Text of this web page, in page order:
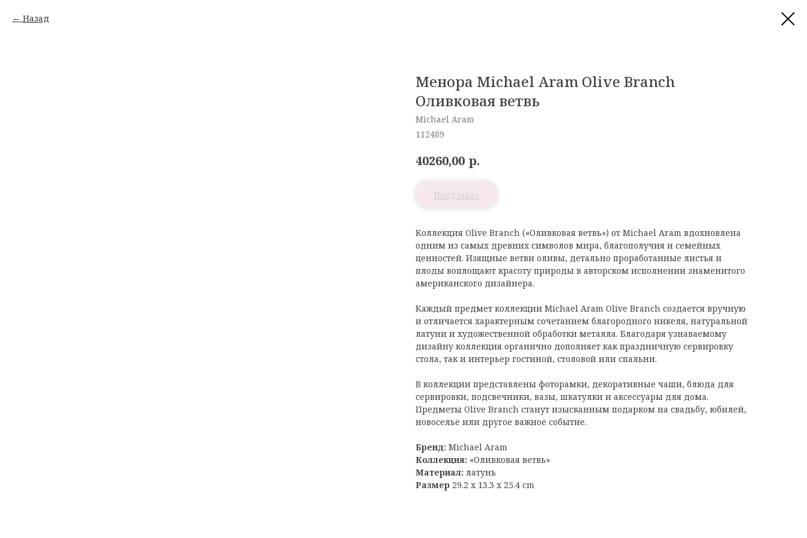
Назад
Менора Michael Aram Olive Branch
Оливковая ветвь
Michael Aram
112489
40260,00 р.
Коллекция Olive Branch («Оливковая ветвь») от Michael Aram вдохновлена
одним из самых древних символов мира, благополучия и семейных
ценностей. Изящные ветви оливы, детально проработанные листья и
плоды воплощают красоту природы в авторском исполнении знаменитого
американского дизайнера.
Каждый предмет коллекции Michael Aram Olive Branch создается вручную
и отличается характерным сочетанием благородного никеля, натуральной
латуни и художественной обработки металла. Благодаря узнаваемому
дизайну коллекция органично дополняет как праздничную сервировку
стола, так и интерьер гостиной, столовой или спальни.
В коллекции представлены фоторамки, декоративные чаши, блюда для
сервировки, подсвечники, вазы, шкатулки и аксессуары для дома.
Предметы Olive Branch станут изысканным подарком на свадьбу, юбилей,
новоселье или другое важное событие.
Бренд: Michael Aram
Коллекция: «Оливковая ветвь»
Материал: латунь
Размер 29.2 x 13.3 x 25.4 cm